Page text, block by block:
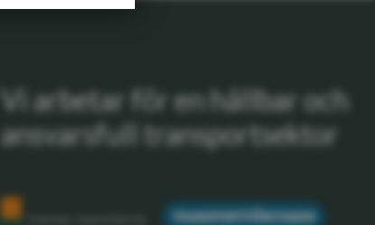
Vi arbetar för en hållbar och
ansvarsfull transportsektor